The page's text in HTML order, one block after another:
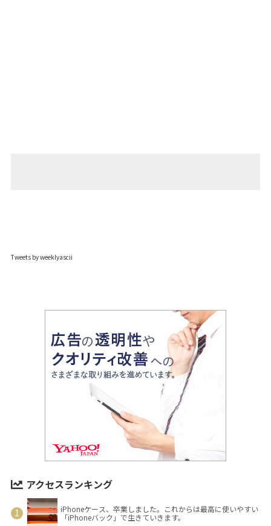
Tweets by weeklyascii
アクセスランキング
iPhoneケース、卒業しました。これからは最高に使いやすい
「iPhoneバック」で生きていきます。